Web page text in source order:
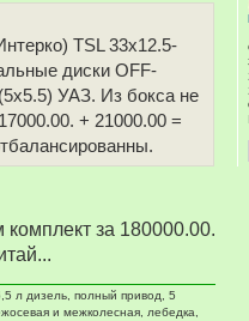
TSL 33x12.5-
диски OFF-
УАЗ. Из бокса не
+ 21000.00 =
за 180000.00.
л дизель, полный привод, 5
и межколесная, лебедка,